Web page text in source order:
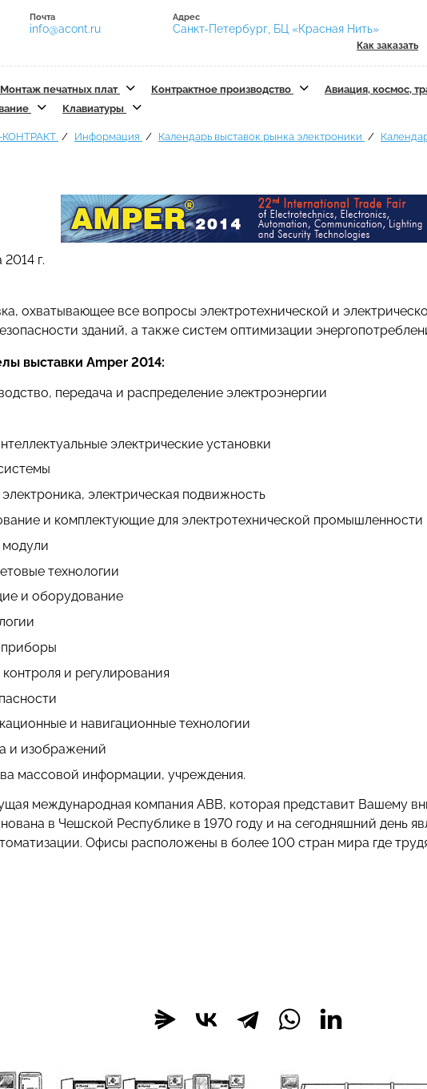
Почта
info@acont.ru
Адрес
Санкт-Петербург, БЦ «Красная Нить»
Как заказать
Монтаж печатных плат Контрактное производство Авиация, космос,
Клавиатуры
КОНТРАКТ Информация Календарь выставок рынка электроники
г.
охватывающее все вопросы электротехнической и
зданий, а также систем оптимизации
выставки Amper 2014:
передача и распределение электроэнергии
электрические установки
электрическая подвижность
и комплектующие для электротехнической промышленности
технологии
и оборудование
приборы
и регулирования
и навигационные технологии
и изображений
массовой информации, учреждения.
международная компания ABB, которая представит Вашему
в Чешской Республике в 1970 году и на сегодняшний день
Офисы расположены в более 100 стран мира где